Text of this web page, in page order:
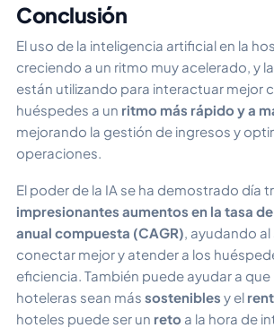
Conclusión
El uso de la inteligencia artificial en la
creciendo a un ritmo muy acelerado, y
están utilizando para interactuar mejor
huéspedes a un ritmo más rápido y a
mejorando la gestión de ingresos y
operaciones.
El poder de la IA se ha demostrado día
impresionantes aumentos en la tasa
anual compuesta (CAGR) , ayudando
conectar mejor y atender a los
eficiencia. También puede ayudar a
hoteleras sean más sostenibles y el
hoteles puede ser un reto a la hora de